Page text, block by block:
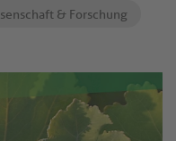
unter
Alkaloiden (IQs)
Darmgesundheit und
kontrollierten
& Forschung